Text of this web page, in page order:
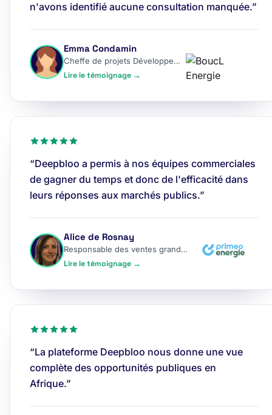
n'avons identifié aucune consultation manquée.”
Emma Condamin
Cheffe de projets Développement
Lire le témoignage →
“Deepbloo a permis à nos équipes commerciales
de gagner du temps et donc de l'efficacité dans
leurs réponses aux marchés publics.”
Alice de Rosnay
Responsable des ventes grands comptes
Lire le témoignage →
“La plateforme Deepbloo nous donne une vue
complète des opportunités publiques en
Afrique.”